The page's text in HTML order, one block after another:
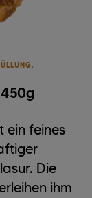
ein feines
Die
ihm